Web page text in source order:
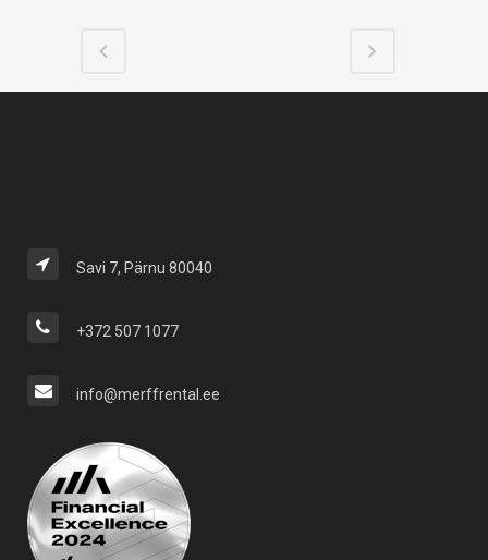
Savi 7, Pärnu 80040
+372 507 1077
info@merffrental.ee